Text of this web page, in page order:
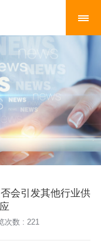
会引发其他行业供
次数 : 221